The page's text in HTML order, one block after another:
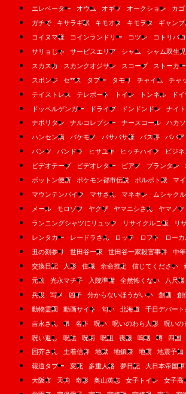
エレベーター
オウム オギソ オークション カゴ
ガチで
キサラギ駅 キモオタ キモヲタ ギャンブ
コイヌマ様
コインランドリー コツン コトリバコ
サリョじゃ
サービスエリア シャム シャム双生児
スカスカ
スカンクオジサン スコープ ストーカー
スポンジ
セ**ス タブー タモリ チャイム チャ
テイストレス
テレポート トイレ トンネル ド
ドッペルゲンガー
ドライブ ドンドンドン
ナイ
ナポリタン
ナルコレプシー ナースコール ハカ
ハンセン病
バケモノ バサバサ様 バス停 ババア
パンツ
パンドラ ヒサユキ ヒッチハイク ビジ
ビデオテープ
ビデオレター ピアノ プランタン
ボットン便所
ポケモン都市伝説 ポルポト派
マ
マウンテンバイク
マサさん マネキン ムシャク
メール
モロゾフ ヤクザ ヤマニシさん ヤマノケ
ランニングシャツにリュック
リサイクルご飯 リ
レンタカー
レードラさん ロッテ ロフト ロー
丑の刻参り
世田谷一家 世田谷一家殺害事件 中
交換日記
人形 住職 余命推定 信じてください
元凶
光永マチ子 入院準備 全然怖くない 八尺様
兵役
写メ 凶子 分からないほうがいい 創価 創
動物霊園
動画サイト 匂い 北海道 千日デパート
吉永さん
吊 名作 呪い 呪いのわら人形 呪いの
呪い返し
呪法 呪術 呪詛 喪服 嗚咽 噂 四国
固芥さん
土着信仰 地獄 地鎮祭 地震 地震予知
報道タブー
変死 多重人格 夢日記 大日本帝国軍
大阪市
天狗 奇形 奥山英志 女子トイレ 女子高